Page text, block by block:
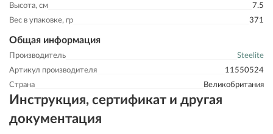
Высота, см
7.5
Вес в упаковке, гр
371
Общая информация
Производитель
Steelite
Артикул производителя
11550524
Страна
Великобритания
Инструкция, сертификат и другая
документация